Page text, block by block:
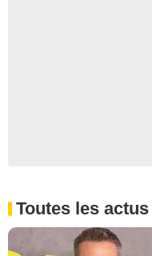
Toutes les